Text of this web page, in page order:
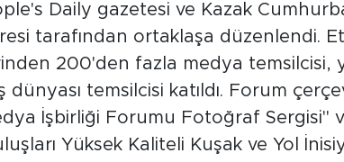
Daily gazetesi ve Kazak
tarafından ortaklaşa düzenlendi.
200'den fazla medya temsilcisi,
dünyası temsilcisi katıldı. Forum
İşbirliği Forumu Fotoğraf Sergisi"
Yüksek Kaliteli Kuşak ve Yol